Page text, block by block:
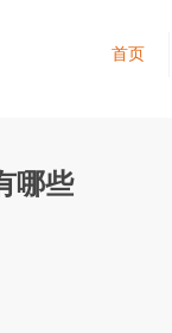
首页
哪些